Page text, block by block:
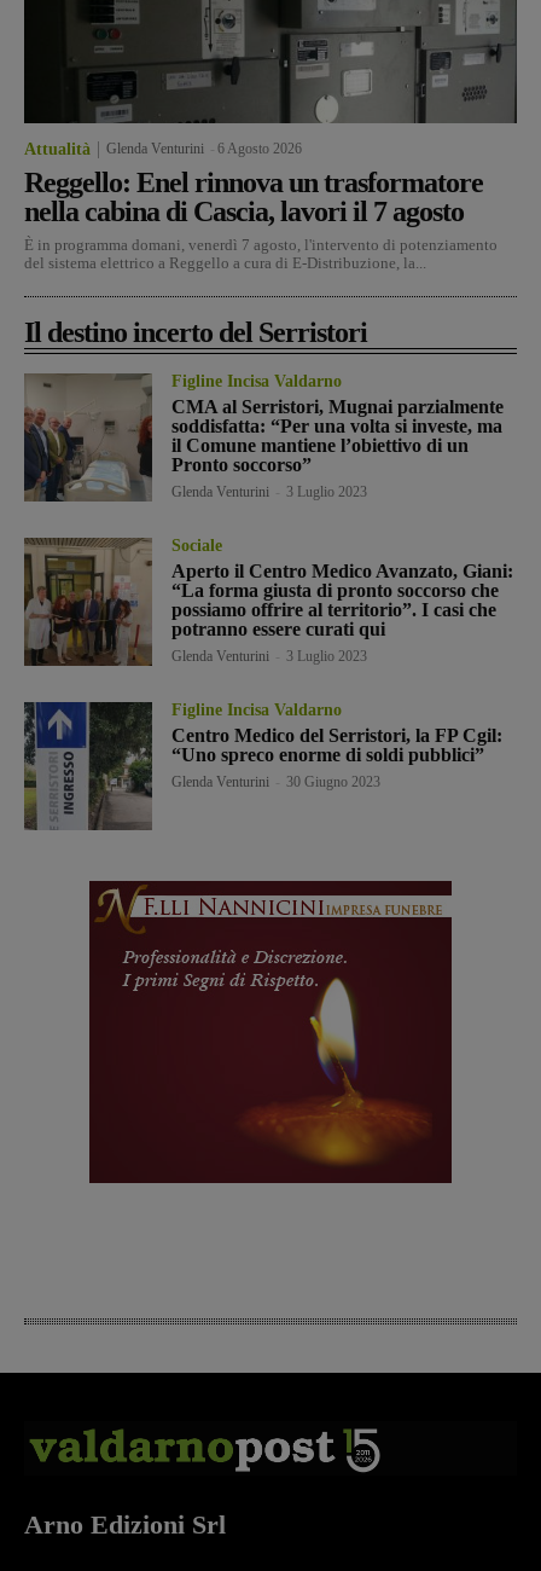
Attualità Glenda Venturini 6 Agosto 2026
Reggello: Enel rinnova un trasformatore
nella cabina di Cascia, lavori il 7 agosto
È in programma domani, venerdì 7 agosto, l'intervento di potenziamento
del sistema elettrico a Reggello a cura di E-Distribuzione, la...
Il destino incerto del Serristori
Figline Incisa Valdarno
CMA al Serristori, Mugnai parzialmente
soddisfatta: “Per una volta si investe, ma
il Comune mantiene l’obiettivo di un
Pronto soccorso”
Glenda Venturini 3 Luglio 2023
Sociale
Aperto il Centro Medico Avanzato, Giani:
“La forma giusta di pronto soccorso che
possiamo offrire al territorio”. I casi che
potranno essere curati qui
Glenda Venturini 3 Luglio 2023
Figline Incisa Valdarno
Centro Medico del Serristori, la FP Cgil:
“Uno spreco enorme di soldi pubblici”
Glenda Venturini 30 Giugno 2023
Arno Edizioni Srl